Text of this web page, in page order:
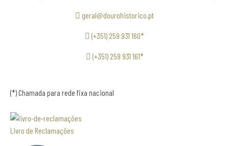
geral@dourohistorico.pt
(+351) 259 931 160*
(+351) 259 931 161*
(*) Chamada para rede fixa nacional
Livro de Reclamações